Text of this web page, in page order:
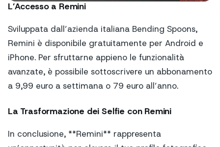
L’Accesso a Remini
Sviluppata dall’azienda italiana Bending Spoons,
Remini è disponibile gratuitamente per Android e
iPhone. Per sfruttarne appieno le funzionalità
avanzate, è possibile sottoscrivere un abbonamento
a 9,99 euro a settimana o 79 euro all’anno.
La Trasformazione dei Selfie con Remini
In conclusione, **Remini** rappresenta